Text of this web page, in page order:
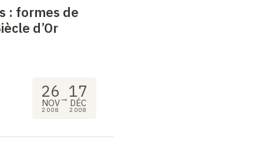
: formes de
d’Or
26
NOV
2008
→ 17
DÉC
2008